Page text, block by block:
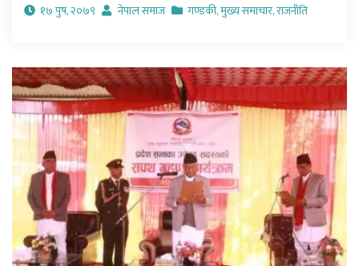
१७ पुष, २०७९ नेपाल समाज गण्डकी,मुख्य समाचार,राजनीति